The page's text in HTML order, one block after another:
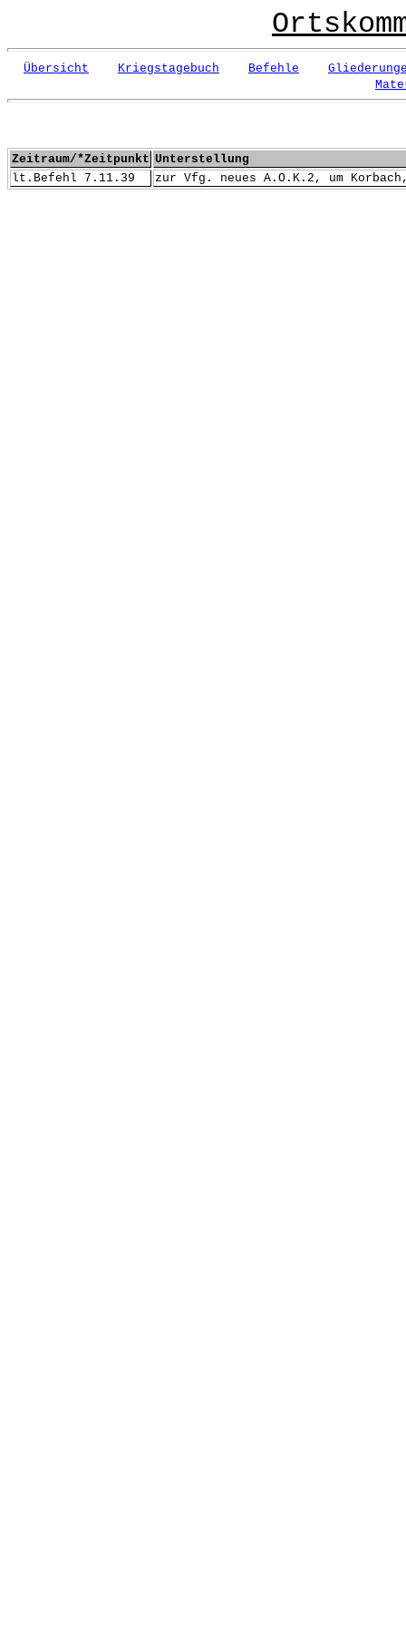
Übersicht Kriegstagebuch Befehle
Zeitraum/*Zeitpunkt Unterstellung
lt.Befehl 7.11.39
zur Vfg. neues A.O.K.2, um